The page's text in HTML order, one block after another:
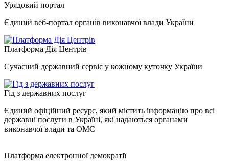
Урядовий портал
Єдиний веб-портал органів виконавчої влади України
Платформа Дія Центрів
Сучасний державний сервіс у кожному куточку України
Гід з державних послуг
Єдиний офіційний ресурс, який містить інформацію про всі
державні послуги в Україні, які надаються органами
виконавчої влади та ОМС
Платформа електронної демократії